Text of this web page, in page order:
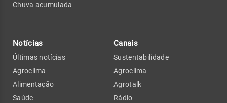
Chuva acumulada
Notícias
Últimas notícias
Agroclima
Alimentação
Saúde
Canais
Sustentabilidade
Agroclima
Agrotalk
Rádio